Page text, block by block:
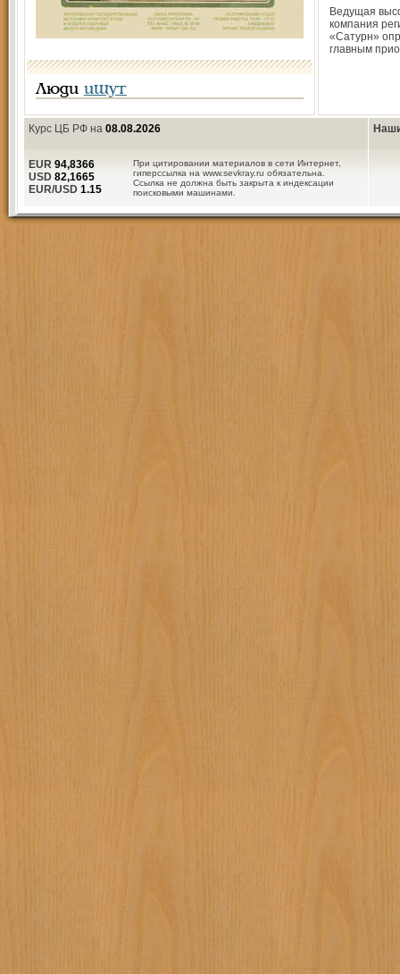
Люди ищут
Ведущая
компания
«Сатурн»
главным
Курс ЦБ РФ на 08.08.2026
При цитировании материалов в сети Интернет,
гиперссылка на www.sevkray.ru обязательна.
Ссылка не должна быть закрыта к индексации
поисковыми машинами.
EUR 94,8366
USD 82,1665
EUR/USD 1.15